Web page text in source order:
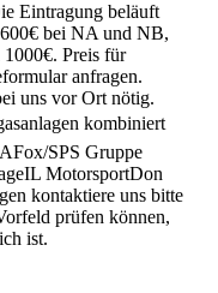
Eintragung beläuft
bei NA und NB,
Preis für
anfragen.
uns vor Ort nötig.
kombiniert
SPS Gruppe
MotorsportDon
kontaktiere uns bitte
prüfen können,
ist.